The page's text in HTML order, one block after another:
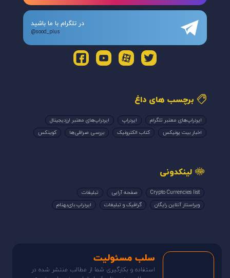
در تلگرام با ما باشید
@sood_plus
برچسب های داغ
ایردراپ‌های معتبر تلگرام ایردراپ
ایردراپ‌های معتبر ارزدیجیتال
اخبار بیت یونیکس
کتاب الکترونیک بررسی صرافی‌ها کوینکس
لینکدونی
Crypto Currencies list صفحه آرایی
تبلیغات
ویراستار آنلاین رایگان
گرافیک و تبلیغات ایردراپ بای‌بهنام
سلب مسئولیت
استفاده و بکارگیری شما از مطالب منتشر شده در